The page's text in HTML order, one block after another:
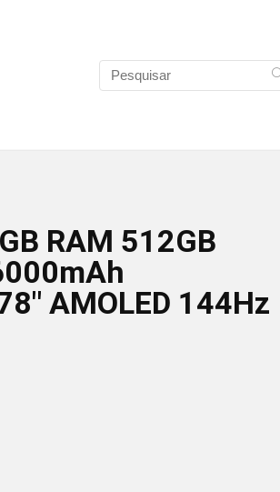
RAM 512GB
AMOLED 144Hz